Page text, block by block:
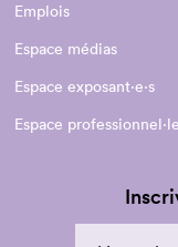
Emplois
Espace médias
Espace exposant·e⋅s
Espace